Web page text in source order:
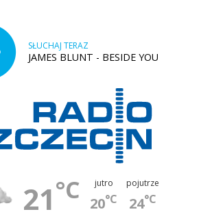
SŁUCHAJ TERAZ
JAMES BLUNT - BESIDE YOU
21°C jutro
20°C
pojutrze
24°C